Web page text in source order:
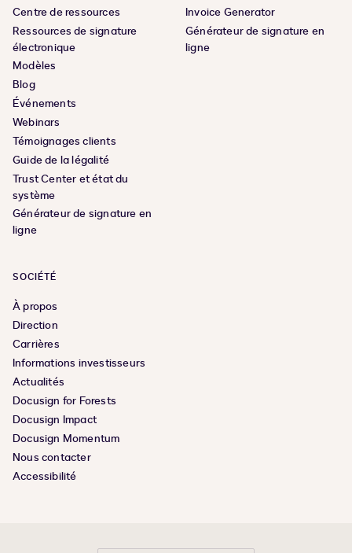
Centre de ressources
Ressources de signature
électronique
Modèles
Blog
Événements
Webinars
Témoignages clients
Guide de la légalité
Trust Center et état du
système
Générateur de signature en
ligne
Invoice Generator
Générateur de signature en
ligne
SOCIÉTÉ
À propos
Direction
Carrières
Informations investisseurs
Actualités
Docusign for Forests
Docusign Impact
Docusign Momentum
Nous contacter
Accessibilité